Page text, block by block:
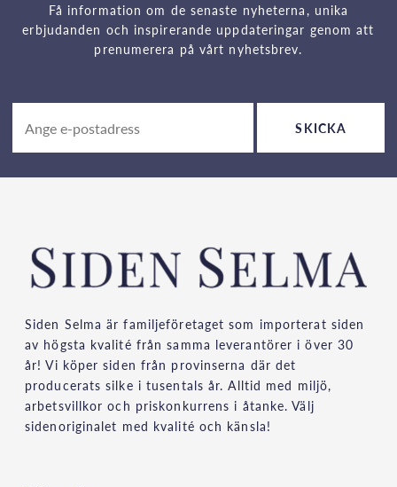
Få information om de senaste nyheterna, unika
erbjudanden och inspirerande uppdateringar genom att
prenumerera på vårt nyhetsbrev.
SKICKA
Siden Selma är familjeföretaget som importerat siden
av högsta kvalité från samma leverantörer i över 30
år! Vi köper siden från provinserna där det
producerats silke i tusentals år. Alltid med miljö,
arbetsvillkor och priskonkurrens i åtanke. Välj
sidenoriginalet med kvalité och känsla!